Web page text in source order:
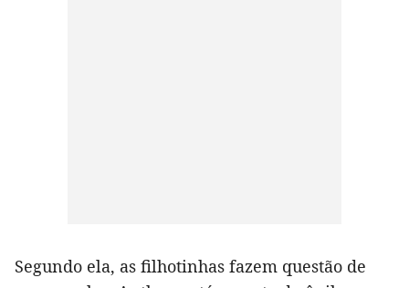
Segundo ela, as filhotinhas fazem questão de